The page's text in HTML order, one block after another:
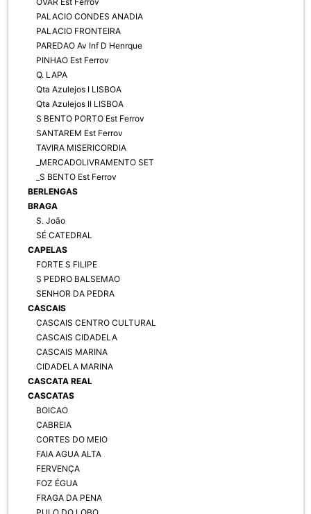
PALACIO CONDES ANADIA
PALACIO FRONTEIRA
PAREDAO Av Inf D Henrque
PINHAO Est Ferrov
Q. LAPA
Qta Azulejos I LISBOA
Qta Azulejos II LISBOA
S BENTO PORTO Est Ferrov
SANTAREM Est Ferrov
TAVIRA MISERICORDIA
_MERCADOLIVRAMENTO SET
_S BENTO Est Ferrov
BERLENGAS
BRAGA
S. João
SÉ CATEDRAL
CAPELAS
FORTE S FILIPE
S PEDRO BALSEMAO
SENHOR DA PEDRA
CASCAIS
CASCAIS CENTRO CULTURAL
CASCAIS CIDADELA
CASCAIS MARINA
CIDADELA MARINA
CASCATA REAL
CASCATAS
BOICAO
CABREIA
CORTES DO MEIO
FAIA AGUA ALTA
FERVENÇA
FOZ ÉGUA
FRAGA DA PENA